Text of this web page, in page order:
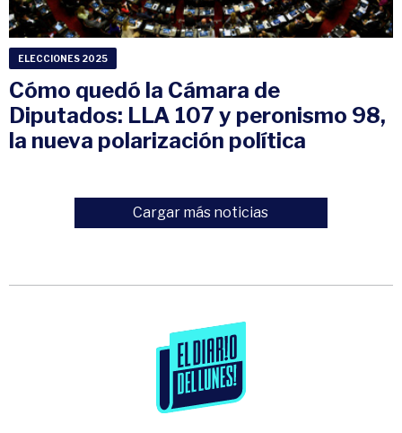
ELECCIONES 2025
Cómo quedó la Cámara de
Diputados: LLA 107 y peronismo 98,
la nueva polarización política
Cargar más noticias